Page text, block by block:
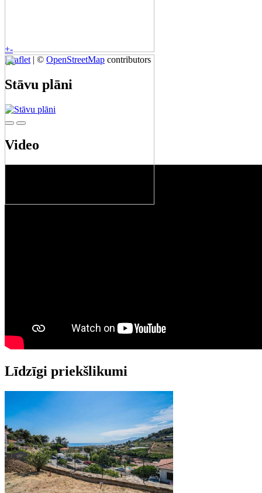
+-
Leaflet | © OpenStreetMap contributors
Stāvu plāni
Video
Līdzīgi priekšlikumi